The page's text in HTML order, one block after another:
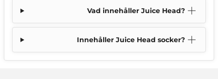
Vad innehåller Juice Head?
Innehåller Juice Head socker?